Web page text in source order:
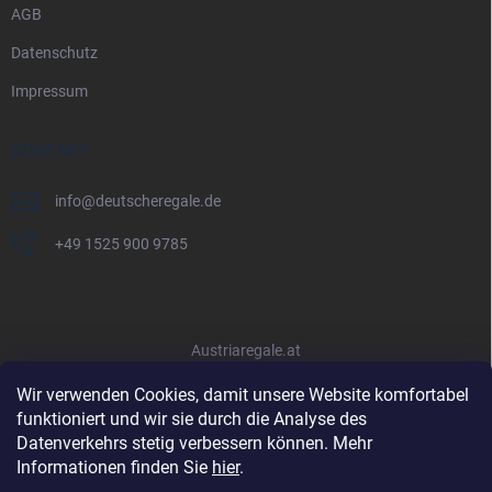
Wir verwenden Cookies, damit unsere Website komfortabel
funktioniert und wir sie durch die Analyse des
Datenverkehrs stetig verbessern können. Mehr
Informationen finden Sie hier.
AGB
Datenschutz
Impressum
KONTAKT
info@deutscheregale.de
+49 1525 900 9785
Austriaregale.at